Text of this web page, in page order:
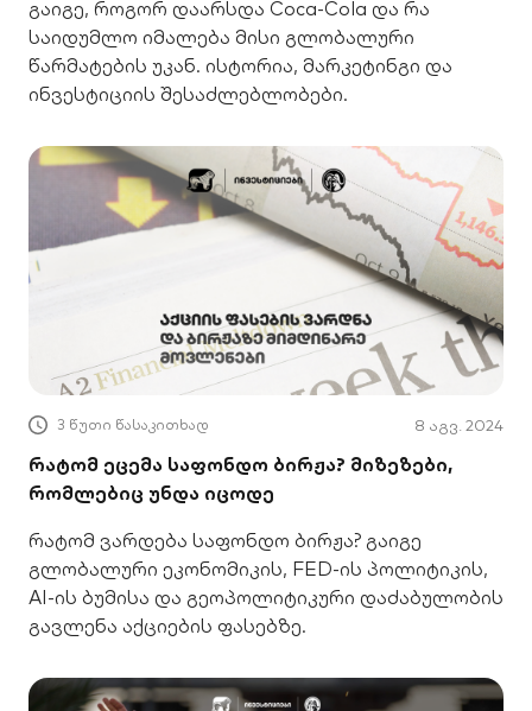
გაიგე, როგორ დაარსდა Coca-Cola და რა
საიდუმლო იმალება მისი გლობალური
წარმატების უკან. ისტორია, მარკეტინგი და
ინვესტიციის შესაძლებლობები.
3 წუთი წასაკითხად 8 აგვ. 2024
რატომ ეცემა საფონდო ბირჟა? მიზეზები,
რომლებიც უნდა იცოდე
რატომ ვარდება საფონდო ბირჟა? გაიგე
გლობალური ეკონომიკის, FED-ის პოლიტიკის,
AI-ის ბუმისა და გეოპოლიტიკური დაძაბულობის
გავლენა აქციების ფასებზე.